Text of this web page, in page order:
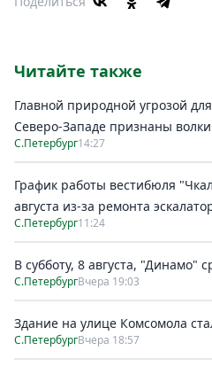
Читайте также
Главной природной угрозой
Северо-Западе признаны
С.Петербург14:27
График работы вестибюля
августа из-за ремонта
С.Петербург11:24
В субботу, 8 августа, "Динамо"
С.ПетербургВчера 19:03
Здание на улице Комсомола
С.ПетербургВчера 18:57